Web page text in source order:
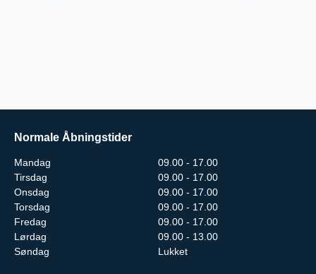
Normale Åbningstider
Mandag
09.00 - 17.00
Tirsdag
09.00 - 17.00
Onsdag
09.00 - 17.00
Torsdag
09.00 - 17.00
Fredag
09.00 - 17.00
Lørdag
09.00 - 13.00
Søndag
Lukket